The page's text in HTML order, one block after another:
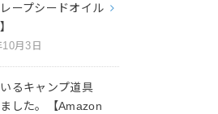
ープシードオイル
月3日
るキャンプ道具
した。【Amazon